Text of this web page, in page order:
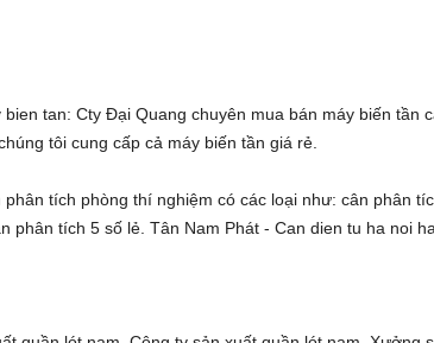
bien tan: Cty Đại Quang chuyên mua bán máy biến tần
tôi cung cấp cả máy biến tần giá rẻ.
phân tích phòng thí nghiệm có các loại như:cân phân
phân tích 5 số lẻ. Tân Nam Phát -Can dien tu ha noi